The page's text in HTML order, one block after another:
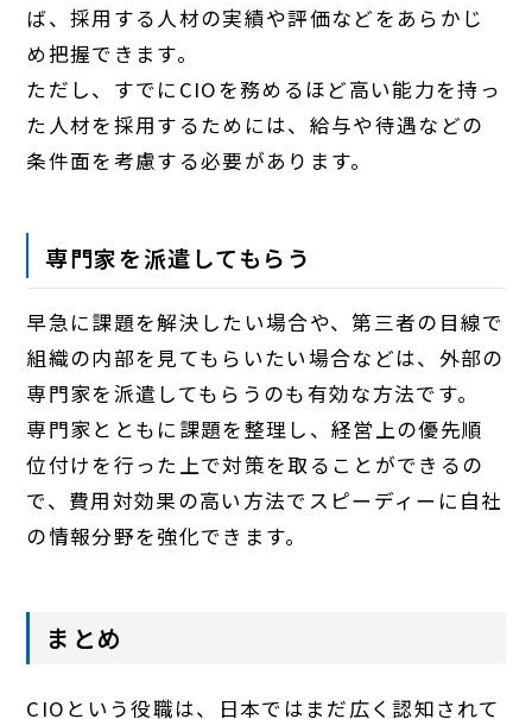
ば、採用する人材の実績や評価などをあらかじ
め把握できます。
ただし、すでにCIOを務めるほど高い能力を持っ
た人材を採用するためには、給与や待遇などの
条件面を考慮する必要があります。
専門家を派遣してもらう
早急に課題を解決したい場合や、第三者の目線で
組織の内部を見てもらいたい場合などは、外部の
専門家を派遣してもらうのも有効な方法です。
専門家とともに課題を整理し、経営上の優先順
位付けを行った上で対策を取ることができるの
で、費用対効果の高い方法でスピーディーに自社
の情報分野を強化できます。
まとめ
CIOという役職は、日本ではまだ広く認知されて